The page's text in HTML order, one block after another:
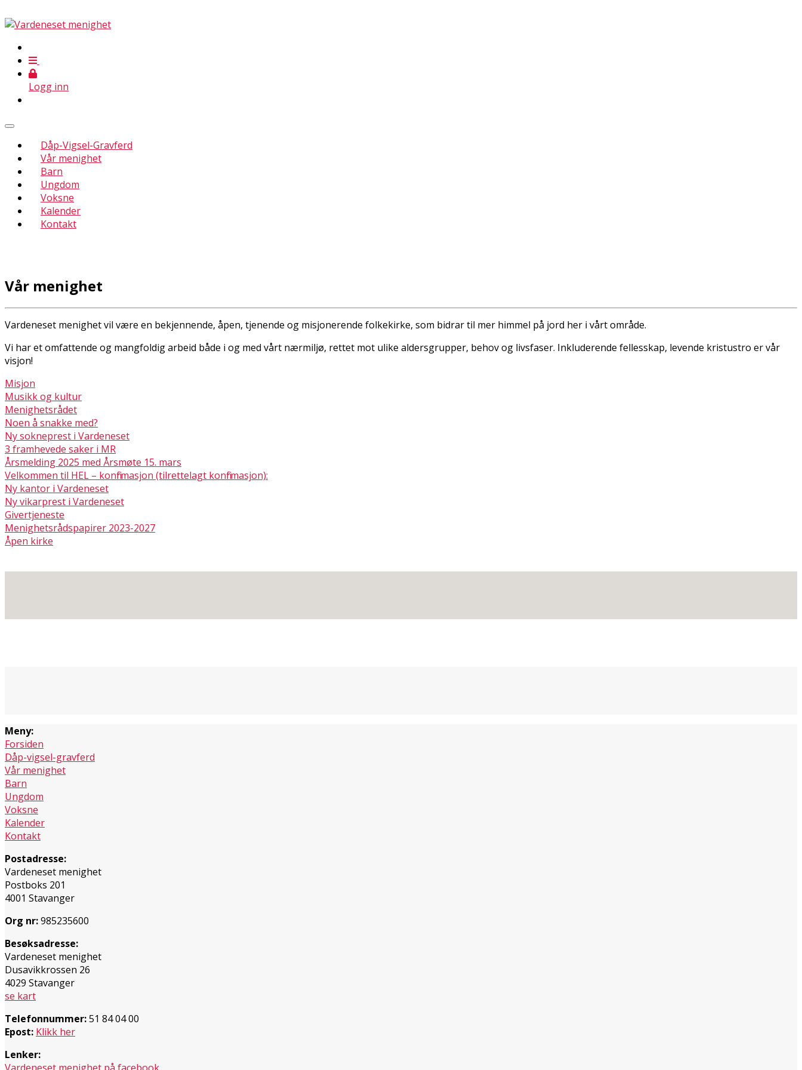
Logg inn
Dåp-Vigsel-Gravferd
Vår menighet
Barn
Ungdom
Voksne
Kalender
Kontakt
Vår menighet
Vardeneset menighet vil være en bekjennende, åpen, tjenende og misjonerende folkekirke, som bidrar til mer himmel på jord her i vårt område.
Vi har et omfattende og mangfoldig arbeid både i og med vårt nærmiljø, rettet mot ulike aldersgrupper, behov og livsfaser. Inkluderende fellesskap, levende kristustro er vår
visjon!
Misjon
Musikk og kultur
Menighetsrådet
Noen å snakke med?
Ny sokneprest i Vardeneset
3 framhevede saker i MR
Årsmelding 2025 med Årsmøte 15. mars
Velkommen til HEL – konfirmasjon (tilrettelagt konfirmasjon):
Ny kantor i Vardeneset
Ny vikarprest i Vardeneset
Givertjeneste
Menighetsrådspapirer 2023-2027
Åpen kirke
Meny:
Forsiden
Dåp-vigsel-gravferd
Vår menighet
Barn
Ungdom
Voksne
Kalender
Kontakt
Postadresse:
Vardeneset menighet
Postboks 201
4001 Stavanger
Org nr:985235600
Besøksadresse:
Vardeneset menighet
Dusavikkrossen 26
4029 Stavanger
se kart
Telefonnummer:51 84 04 00
Epost: Klikk her
Lenker: